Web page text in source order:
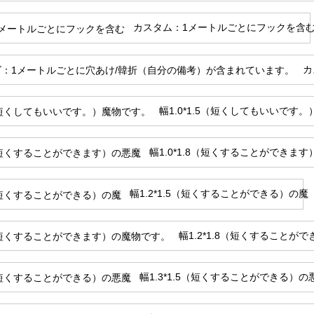
カスタム：1メートルごとにフックを含
幅1.0*1.5（短くしてもいいです。
幅1.0*1.8（短くすることができます
幅1.2*1.5（短くすることができる）の魔
幅1.2*1.8（短くすることがで
幅1.3*1.5（短くすることができる）の